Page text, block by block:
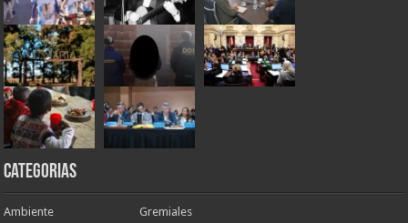
Categorias
Ambiente Gremiales